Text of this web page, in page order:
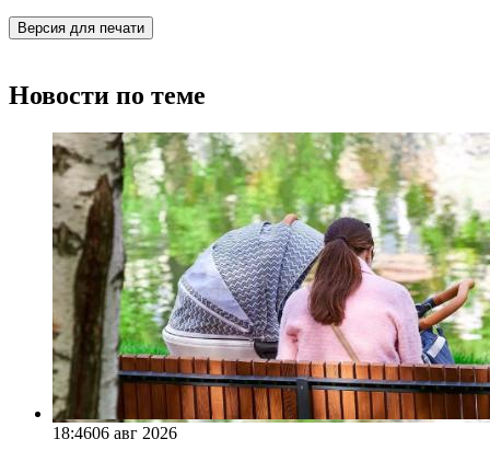
Версия для печати
Новости по теме
18:4606 авг 2026